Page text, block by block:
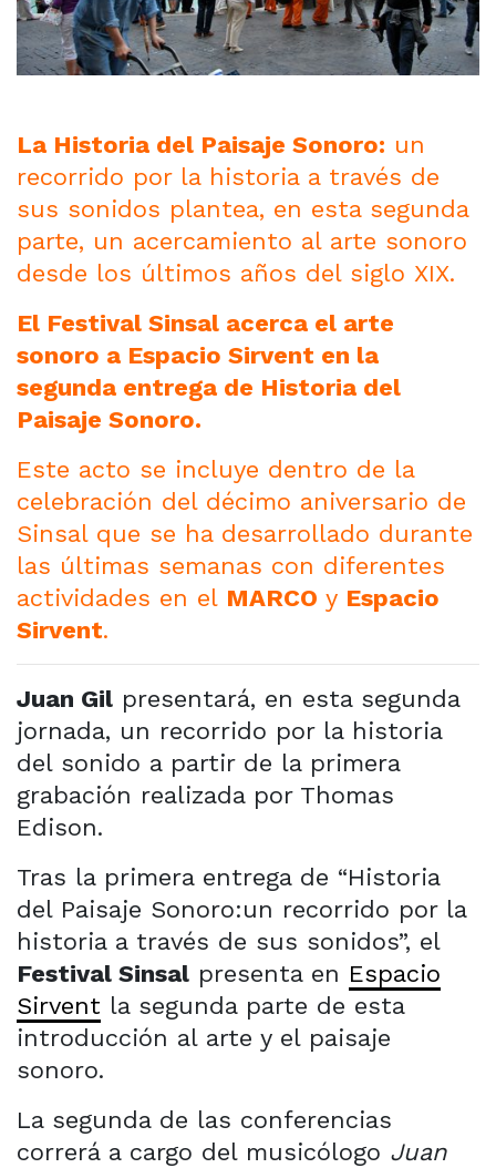
La Historia del Paisaje Sonoro: un
recorrido por la historia a través de
sus sonidos plantea, en esta segunda
parte, un acercamiento al arte sonoro
desde los últimos años del siglo XIX.
El Festival Sinsal acerca el arte
sonoro a Espacio Sirvent en la
segunda entrega de Historia del
Paisaje Sonoro.
Este acto se incluye dentro de la
celebración del décimo aniversario de
Sinsal que se ha desarrollado durante
las últimas semanas con diferentes
actividades en el MARCO y Espacio
Sirvent.
Juan Gil presentará, en esta segunda
jornada, un recorrido por la historia
del sonido a partir de la primera
grabación realizada por Thomas
Edison.
Tras la primera entrega de “Historia
del Paisaje Sonoro:un recorrido por la
historia a través de sus sonidos”, el
Festival Sinsal presenta en Espacio
Sirvent la segunda parte de esta
introducción al arte y el paisaje
sonoro.
La segunda de las conferencias
correrá a cargo del musicólogo Juan